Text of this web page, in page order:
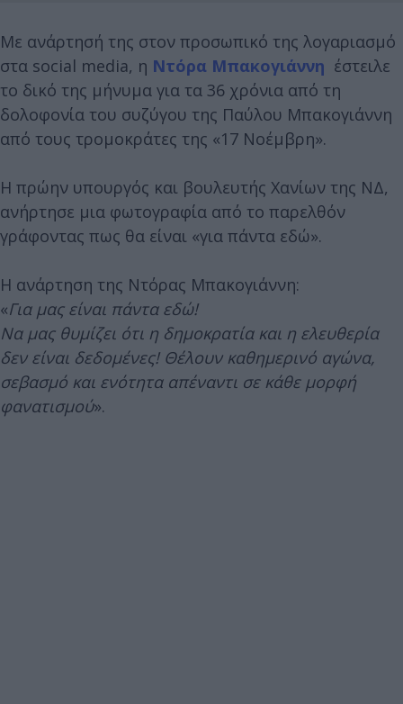
Με ανάρτησή της στον προσωπικό της λογαριασμό
στα social media, η Ντόρα Μπακογιάννη έστειλε
το δικό της μήνυμα για τα 36 χρόνια από τη
δολοφονία του συζύγου της Παύλου Μπακογιάννη
από τους τρομοκράτες της «17 Νοέμβρη».
Η πρώην υπουργός και βουλευτής Χανίων της ΝΔ,
ανήρτησε μια φωτογραφία από το παρελθόν
γράφοντας πως θα είναι «για πάντα εδώ».
Η ανάρτηση της Ντόρας Μπακογιάννη:
«Για μας είναι πάντα εδώ!
Να μας θυμίζει ότι η δημοκρατία και η ελευθερία
δεν είναι δεδομένες! Θέλουν καθημερινό αγώνα,
σεβασμό και ενότητα απέναντι σε κάθε μορφή
φανατισμού».